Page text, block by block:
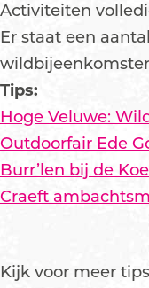
Activiteiten
Er staat een
Tips:
Hoge Veluwe:
Outdoorfair Ede
Burr’len bij de
Craeft
Kijk voor meer